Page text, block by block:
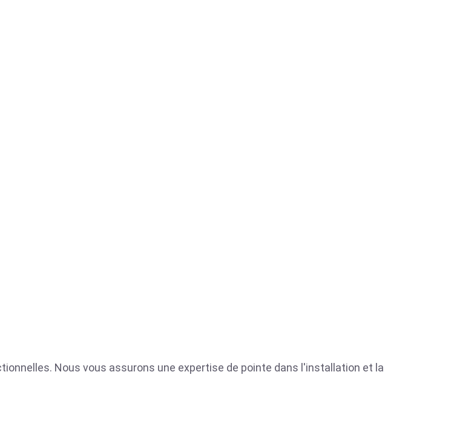
Nous vous assurons une expertise de pointe dans l'installation et la